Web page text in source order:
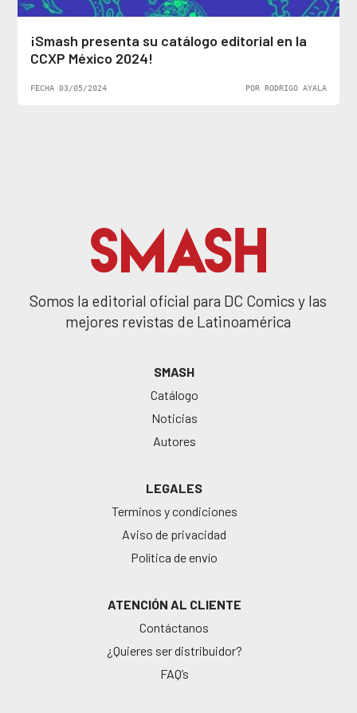
¡Smash presenta su catálogo editorial en la
CCXP México 2024!
FECHA 03/05/2024 POR RODRIGO AYALA
Somos la editorial oficial para DC Comics y las
mejores revistas de Latinoamérica
SMASH
Catálogo
Noticias
Autores
LEGALES
Terminos y condiciones
Aviso de privacidad
Política de envío
ATENCIÓN AL CLIENTE
Contáctanos
¿Quieres ser distribuidor?
FAQ’s